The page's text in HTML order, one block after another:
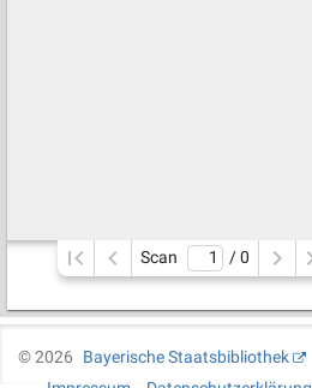
Scan / 0
©2026
Bayerische Staatsbibliothek